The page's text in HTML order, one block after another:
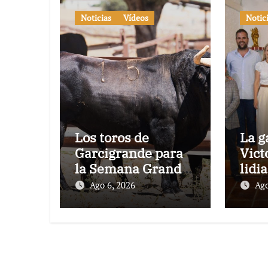
Noticias Vídeos
Los toros de
Garcigrande para
la Semana Grande
Donostiarra
Ago 6, 2026
La
vez